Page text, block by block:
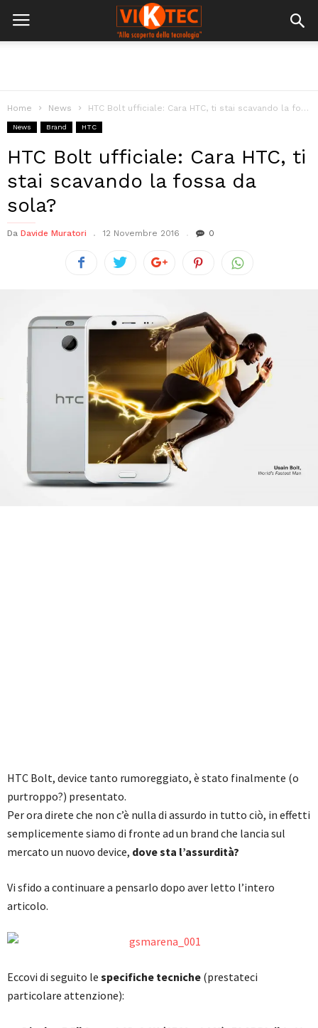
Home News HTC Bolt ufficiale: Cara HTC, ti stai scavando la fossa da sola?
News Brand HTC
HTC Bolt ufficiale: Cara HTC, ti
stai scavando la fossa da
sola?
Da Davide Muratori 12 Novembre 2016 0
HTC Bolt, device tanto rumoreggiato, è stato finalmente (o
purtroppo?) presentato.
Per ora direte che non c’è nulla di assurdo in tutto ciò, in effetti
semplicemente siamo di fronte ad un brand che lancia sul
mercato un nuovo device, dove sta l’assurdità?
Vi sfido a continuare a pensarlo dopo aver letto l’intero
articolo.
Eccovi di seguito le specifiche tecniche (prestateci
particolare attenzione):